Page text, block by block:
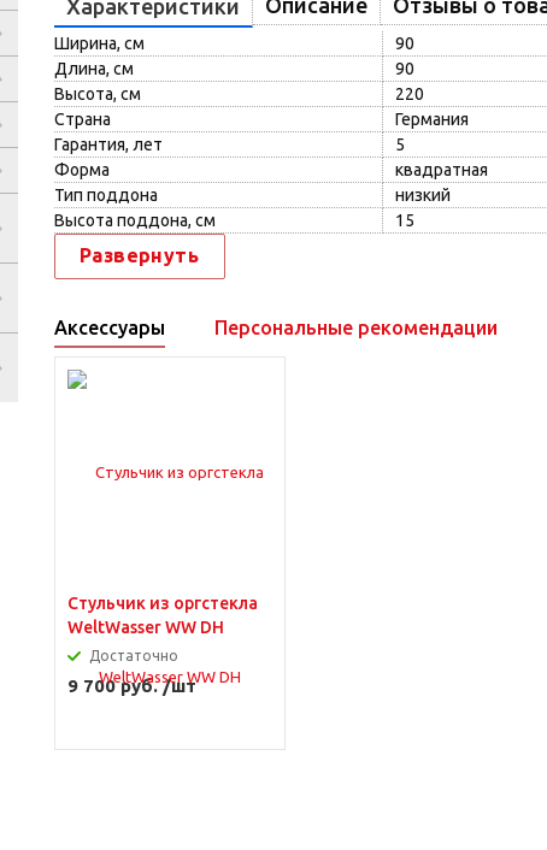
Характеристики Описание Отзывы о
Ширина, см
90
Длина, см
90
Высота, см
220
Страна
Германия
Гарантия, лет
5
Форма
квадратная
Тип поддона
низкий
Высота поддона, см
15
Развернуть
Аксессуары Персональные рекомендации
Стульчик из оргстекла
WeltWasser WW DH
Достаточно
9 700 руб. /шт